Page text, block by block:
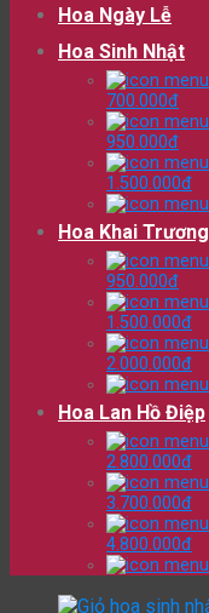
Hoa Ngày Lễ
Hoa Sinh Nhật
700.000đ
950.000đ
1.500.000đ
Hoa Khai Trương
950.000đ
1.500.000đ
2.000.000đ
Hoa Lan Hồ Điệp
2.800.000đ
3.700.000đ
4.800.000đ